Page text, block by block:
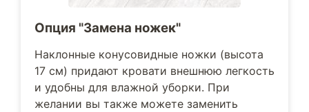
Опция "Замена ножек"
Наклонные конусовидные ножки (высота
17 см) придают кровати внешнюю легкость
и удобны для влажной уборки. При
желании вы также можете заменить